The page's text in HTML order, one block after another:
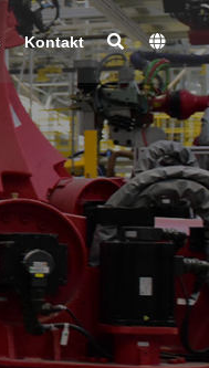
Kontakt